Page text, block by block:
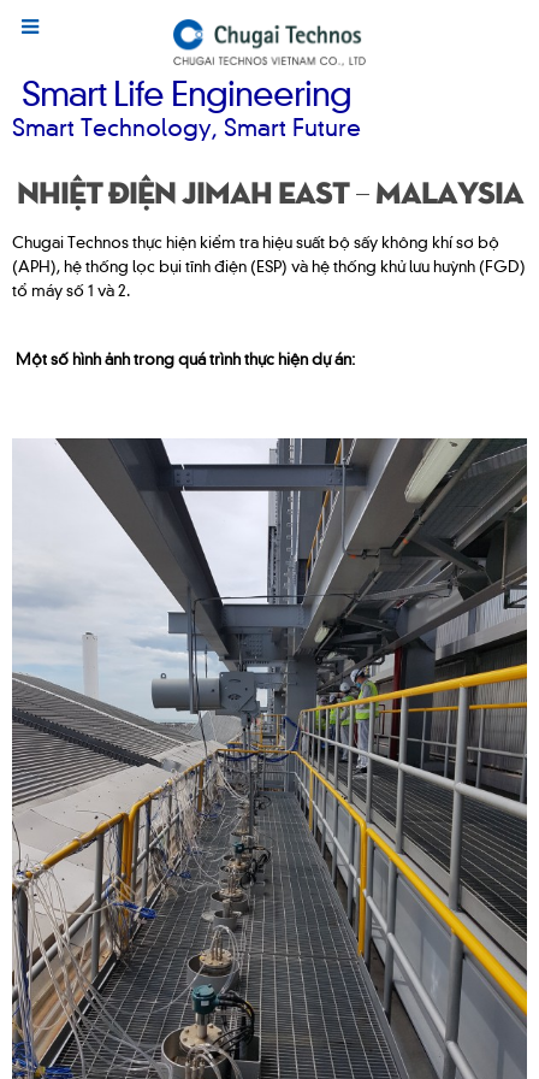
Smart Life Engineering
Smart Technology, Smart Future
Nhiệt điện Jimah East – Malaysia
Chugai Technos thực hiện kiểm tra hiệu suất bộ sấy không khí sơ bộ
(APH), hệ thống lọc bụi tĩnh điện (ESP) và hệ thống khử lưu huỳnh (FGD)
tổ máy số 1 và 2.
Một số hình ảnh trong quá trình thực hiện dự án: